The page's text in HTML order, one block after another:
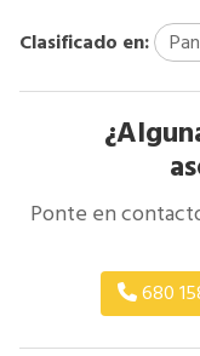
Clasificado en:
Ponte en
680